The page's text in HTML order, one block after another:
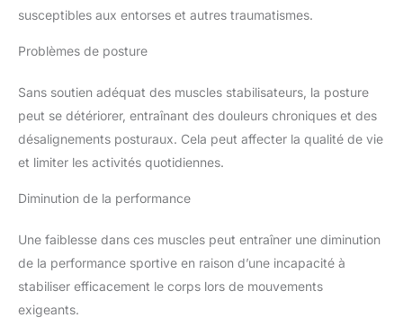
susceptibles aux entorses et autres traumatismes.
Problèmes de posture
Sans soutien adéquat des muscles stabilisateurs, la posture
peut se détériorer, entraînant des douleurs chroniques et des
désalignements posturaux. Cela peut affecter la qualité de vie
et limiter les activités quotidiennes.
Diminution de la performance
Une faiblesse dans ces muscles peut entraîner une diminution
de la performance sportive en raison d’une incapacité à
stabiliser efficacement le corps lors de mouvements
exigeants.